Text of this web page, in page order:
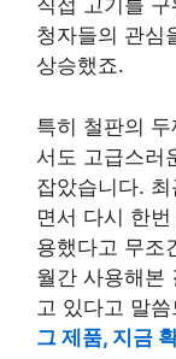
직접 고기를
청자들의 관심
상승했죠.
특히 철판의
서도 고급스러
잡았습니다.
면서 다시 한
용했다고 무조
월간 사용해본
고 있다고 말
그 제품, 지금